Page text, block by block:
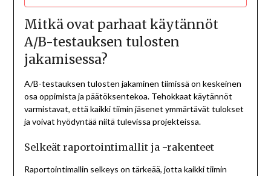
Mitkä ovat parhaat käytännöt
A/B-testauksen tulosten
jakamisessa?
A/B-testauksen tulosten jakaminen tiimissä on keskeinen
osa oppimista ja päätöksentekoa. Tehokkaat käytännöt
varmistavat, että kaikki tiimin jäsenet ymmärtävät tulokset
ja voivat hyödyntää niitä tulevissa projekteissa.
Selkeät raportointimallit ja -rakenteet
Raportointimallin selkeys on tärkeää, jotta kaikki tiimin